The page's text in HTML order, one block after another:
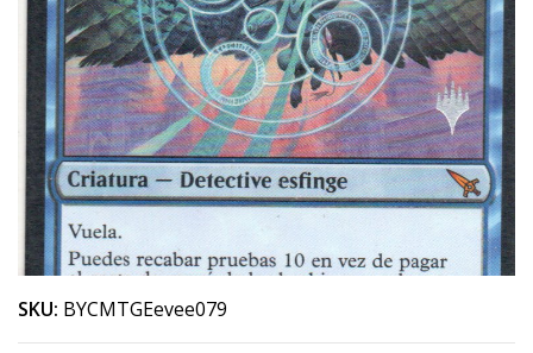
SKU: BYCMTGEevee079